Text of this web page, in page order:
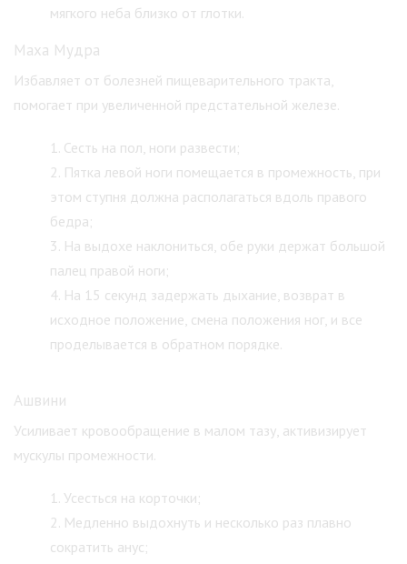
мягкого неба близко от глотки.
Маха Мудра
Избавляет от болезней пищеварительного тракта,
помогает при увеличенной предстательной железе.
Сесть на пол, ноги развести;
Пятка левой ноги помещается в промежность, при
этом ступня должна располагаться вдоль правого
бедра;
На выдохе наклониться, обе руки держат большой
палец правой ноги;
На 15 секунд задержать дыхание, возврат в
исходное положение, смена положения ног, и все
проделывается в обратном порядке.
Ашвини
Усиливает кровообращение в малом тазу, активизирует
мускулы промежности.
Усесться на корточки;
Медленно выдохнуть и несколько раз плавно
сократить анус;